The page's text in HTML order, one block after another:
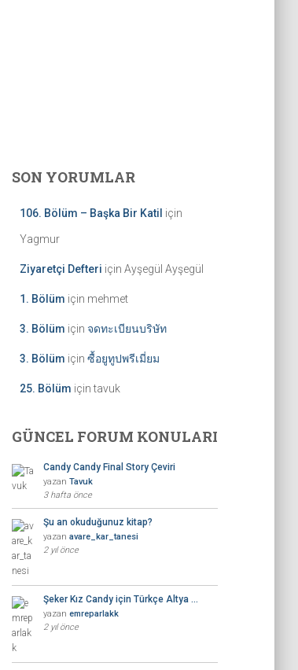
SON YORUMLAR
106. Bölüm – Başka Bir Katil için
Yagmur
Ziyaretçi Defteri için Ayşegül Ayşegül
1. Bölüm için mehmet
3. Bölüm için จดทะเบียนบริษัท
3. Bölüm için ซื้อยูทูปพรีเมี่ยม
25. Bölüm içintavuk
GÜNCEL FORUM KONULARI
Candy Candy Final Story Çeviri
yazan Tavuk
3 hafta önce
Şu an okuduğunuz kitap?
yazan avare_kar_tanesi
2 yıl önce
Şeker Kız Candy için Türkçe Altya …
yazan emreparlakk
2 yıl önce